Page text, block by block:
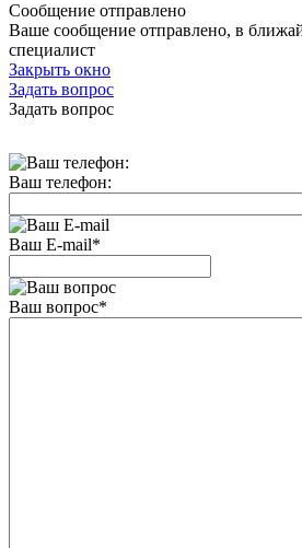
Сообщение отправлено
Ваше сообщение отправлено, в
специалист
Закрыть окно
Задать вопрос
Задать вопрос
Ваш телефон:
Ваш E-mail*
Ваш вопрос*